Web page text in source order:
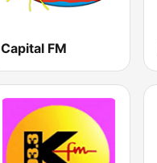
Capital FM